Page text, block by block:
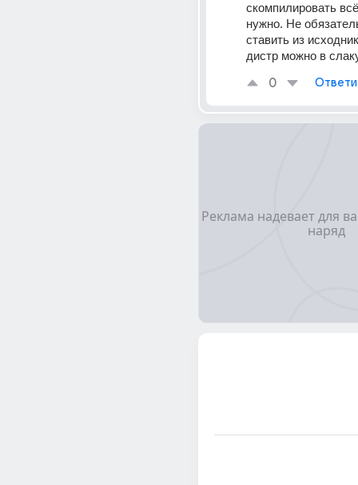
скомпилировать
нужно. Не
ставить из
дистр можно в
0